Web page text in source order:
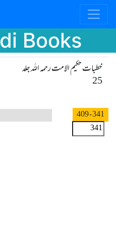
Books
خطبات حکیم الامت رحمہ اللہ جلد
25
341
- 409